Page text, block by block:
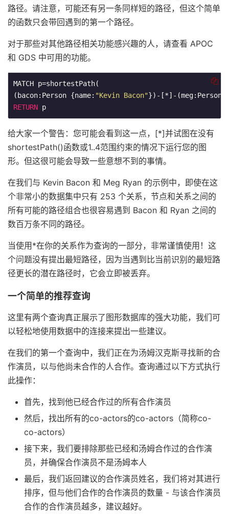
路径。请注意，可能还有另一条同样短的路径，但这个简单
的函数只会带回遇到的第一个路径。
对于那些对其他路径相关功能感兴趣的人，请查看 APOC
和 GDS 中可用的功能。
MATCH p=shortestPath(
(bacon:Person {name: "Kevin Bacon"})-[*]-(meg:Person
RETURN p
给大家一个警告：您可能会看到这一点，[*]并试图在没有
shortestPath()函数或1..4范围约束的情况下运行您的图
形。但这很可能会导致一些意想不到的事情。
在我们与 Kevin Bacon 和 Meg Ryan 的示例中，即使在这
个非常小的数据集中只有 253 个关系，节点和关系之间的
所有可能的路径组合也很容易遇到 Bacon 和 Ryan 之间的
数百万条不同的路径。
当使用*在你的关系作为查询的一部分，非常谨慎使用！这
个问题没有提出最短路径，因为当遇到比当前识别的最短路
径更长的潜在路径时，它会立即被丢弃。
一个简单的推荐查询
这里有两个查询真正展示了图形数据库的强大功能，我们可
以轻松地使用数据中的连接来提出一些建议。
在我们的第一个查询中，我们正在为汤姆汉克斯寻找新的合
作演员，以与他尚未合作的人合作。查询通过以下方式执行
此操作：
首先，找到他已经合作过的所有合作演员
然后，找出所有的co-actors的co-actors（简称co-
co-actors）
接下来，我们要排除那些已经和汤姆合作过的合作演
员，并确保合作演员不是汤姆本人
最后，我们返回建议的合作演员姓名，我们将对其进行
排序，但与他们合作的合作演员的数量 - 与该合作演员
合作的合作演员越多，建议越好。